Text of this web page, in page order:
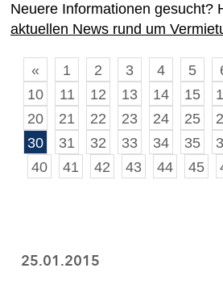
Neuere Informationen gesucht?
aktuellen News rund um
« 1 2 3 4 5
10
11 12 13 14 15
20
21 22 23 24 25
30
31 32 33 34 35
40
41 42 43 44 45
25.01.2015